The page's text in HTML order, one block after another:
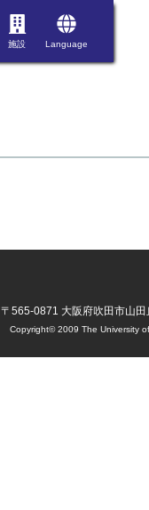
施設 Language
〒565-0871 大阪府吹田市山田
Copyright©️ 2009 The University